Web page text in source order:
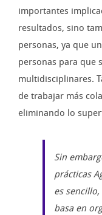
importantes
resultados, sino
personas, ya que
personas para que
multidisciplinares.
de trabajar más
eliminando lo
Sin
prácticas
es
basa en